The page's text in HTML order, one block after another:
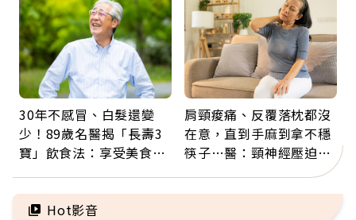
30年不感冒、白髮還變
少！89歲名醫揭「長壽3
寶」飲食法：享受美食不
肩頸痠痛、反覆落枕都沒
在意，直到手麻到拿不穩
筷子…醫：頸神經壓迫上
身，打破固定姿勢才是關
鍵
Hot影音